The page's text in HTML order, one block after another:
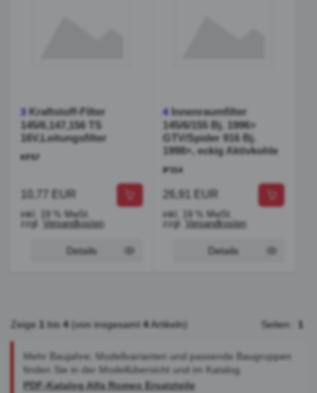
3 Kraftstoff-Filter
145/6,147,156 TS
16V,Leitungsfilter
KF57
10,77 EUR
inkl. 19 % MwSt.
zzgl.
Versandkosten
Details
4Innenraumfilter
145/6/155 Bj. 1996>
GTV/Spider 916 Bj.
1998>, eckig Aktivkohle
IF314
26,91 EUR
inkl. 19 % MwSt.
zzgl.
Versandkosten
Details
Zeige 1 bis 4 (von insgesamt 4 Artikeln) Seiten: 1
Mehr Baujahre, Modellvarianten und passende Baugruppen
finden Sie in der Modellübersicht und im Katalog.
PDF-Katalog Alfa Romeo Ersatzteile